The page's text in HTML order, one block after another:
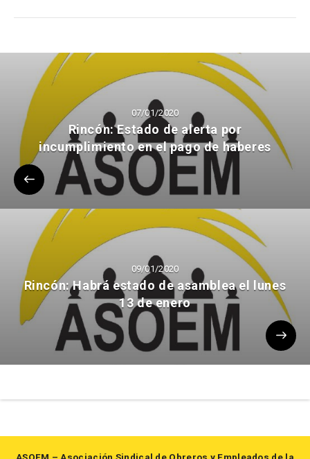
07/01/2020
Rincón: Estado de alerta por
incumplimiento en el pago de haberes
09/01/2020
Rincón: Habrá estado de asamblea el lunes
13 de enero